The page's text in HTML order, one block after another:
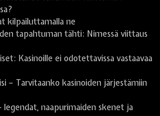
kilpailuttamalla ne
tapahtuman tähti: Nimessä viittaus
Kasinoille ei odotettavissa vastaavaa
– Tarvitaanko kasinoiden järjestämiin
naapurimaiden skenet ja